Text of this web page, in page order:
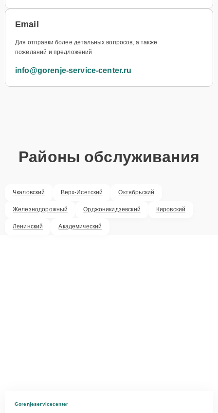
Email
Для отправки более детальных вопросов, а также
пожеланий и предложений
info@gorenje-service-center.ru
Районы обслуживания
Чкаловский Верх-Исетский Октябрьский
Железнодорожный Орджоникидзевский Кировский
Ленинский Академический
Gorenjeservicecenter